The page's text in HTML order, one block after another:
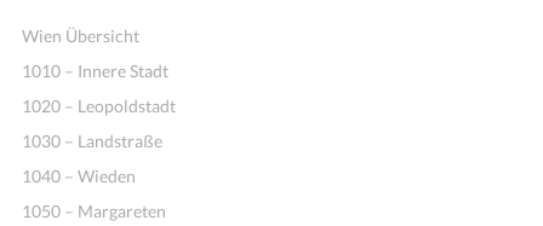
Wien Übersicht
1010 – Innere Stadt
1020 – Leopoldstadt
1030 – Landstraße
1040 – Wieden
1050 – Margareten